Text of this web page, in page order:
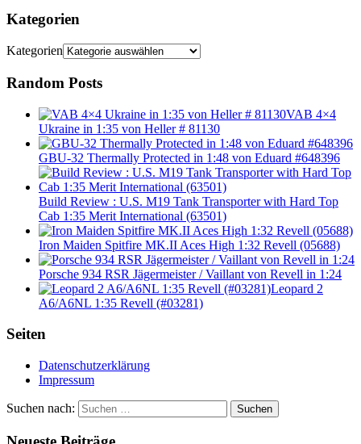
Kategorien
Kategorien
Random Posts
VAB 4×4
Ukraine in 1:35 von Heller # 81130
GBU-32 Thermally Protected in 1:48 von Eduard #648396
Build Review : U.S. M19 Tank Transporter with Hard Top
Cab 1:35 Merit International (63501)
Iron Maiden Spitfire MK.II Aces High 1:32 Revell (05688)
Porsche 934 RSR Jägermeister / Vaillant von Revell in 1:24
Leopard 2
A6/A6NL 1:35 Revell (#03281)
Seiten
Datenschutzerklärung
Impressum
Suchen nach: Suchen